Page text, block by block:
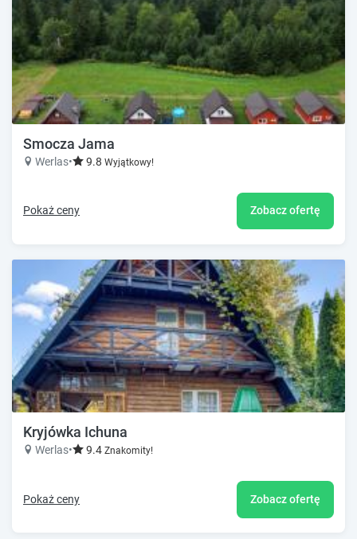
Smocza Jama
Werlas• 9.8 Wyjątkowy!
Pokaż ceny Zobacz ofertę
Kryjówka Ichuna
Werlas• 9.4 Znakomity!
Pokaż ceny Zobacz ofertę